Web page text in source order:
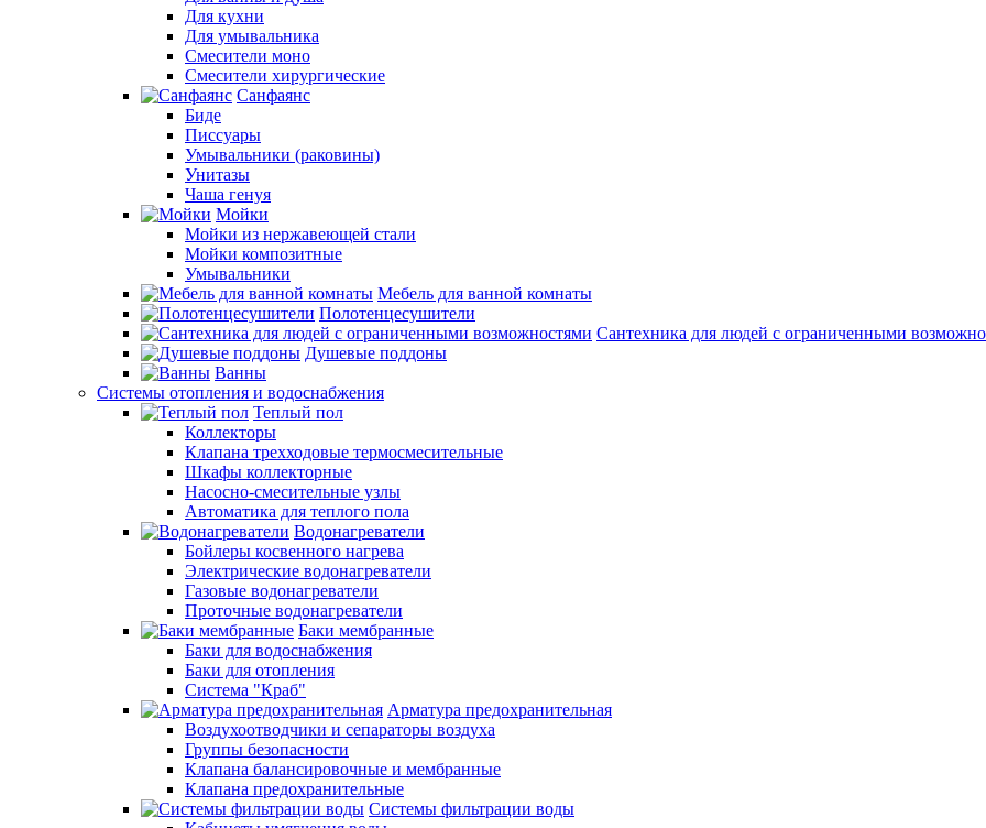
Для кухни
Для умывальника
Смесители моно
Смесители хирургические
Санфаянс
Биде
Писсуары
Умывальники (раковины)
Унитазы
Чаша генуя
Мойки
Мойки из нержавеющей стали
Мойки композитные
Умывальники
Мебель для ванной комнаты
Полотенцесушители
Сантехника для людей с ограниченными
Душевые поддоны
Ванны
Системы отопления и водоснабжения
Теплый пол
Коллекторы
Клапана трехходовые термосмесительные
Шкафы коллекторные
Насосно-смесительные узлы
Автоматика для теплого пола
Водонагреватели
Бойлеры косвенного нагрева
Электрические водонагреватели
Газовые водонагреватели
Проточные водонагреватели
Баки мембранные
Баки для водоснабжения
Баки для отопления
Система "Краб"
Арматура предохранительная
Воздухоотводчики и сепараторы воздуха
Группы безопасности
Клапана балансировочные и мембранные
Клапана предохранительные
Системы фильтрации воды